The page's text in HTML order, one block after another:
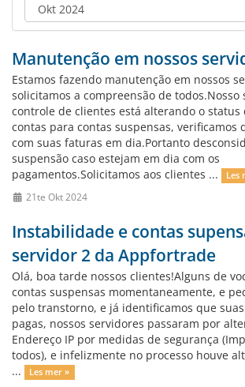
Manutenção em nossos
Estamos fazendo manutenção em nossos
solicitamos a compreensão de todos.Nosso
controle de clientes está alterando o status
contas para contas suspensas, verificamos
com suas faturas em dia.Portanto
suspensão caso estejam em dia com os
pagamentos.Solicitamos aos clientes ...
Les
21te Okt 2024
Instabilidade e contas
servidor 2 da Appfortrade
Olá, boa tarde nossos clientes!Alguns de
contas suspensas momentaneamente, e
pelo transtorno, e já identificamos que
pagas, nossos servidores passaram por
Endereço IP por medidas de segurança
todos), e infelizmente no processo houve
...
Les mer »